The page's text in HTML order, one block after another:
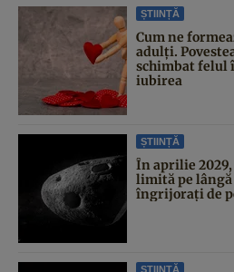
ȘTIINȚĂ
Cum ne
adulți.
schimbat felul
iubirea
ȘTIINȚĂ
În aprilie
limită pe
îngrijorați de
ȘTIINȚĂ